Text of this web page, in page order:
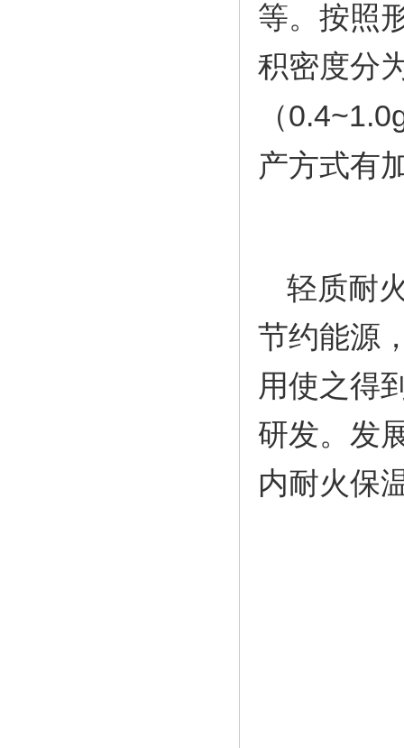
等。按照
积密度分
（
产方式有
轻质耐
节约能源
用使之得
研发。发
内耐火保